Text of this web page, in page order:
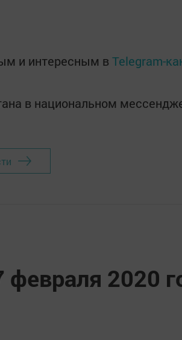
и интересным в Telegram-
в национальном
февраля 2020